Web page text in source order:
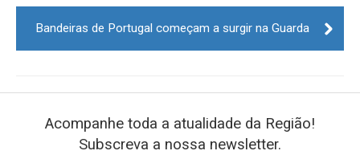
Bandeiras de Portugal começam a surgir na Guarda
Acompanhe toda a atualidade da Região!
Subscreva a nossa newsletter.